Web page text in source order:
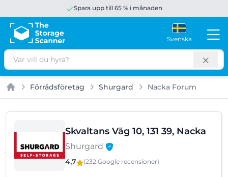
Spara upp till 65 % i månaden
Svenska
Sök
Hem
Förrådsföretag Shurgard Nacka Forum
Skvaltans Väg 10, 131 39, Nacka
Shurgard
4,7 (232 Google recensioner)